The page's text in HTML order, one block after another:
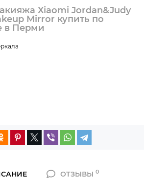
Xiaomi Jordan&Judy
Mirror купить по
в Перми
ОТЗЫВЫ0